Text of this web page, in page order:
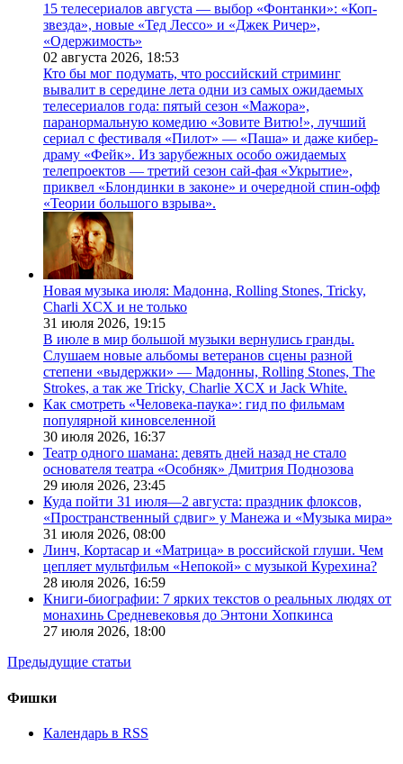
15 телесериалов августа — выбор «Фонтанки»: «Коп-
звезда», новые «Тед Лессо» и «Джек Ричер»,
«Одержимость»
02 августа 2026, 18:53
Кто бы мог подумать, что российский стриминг
вывалит в середине лета одни из самых ожидаемых
телесериалов года: пятый сезон «Мажора»,
паранормальную комедию «Зовите Витю!», лучший
сериал с фестиваля «Пилот» — «Паша» и даже кибер-
драму «Фейк». Из зарубежных особо ожидаемых
телепроектов — третий сезон сай-фая «Укрытие»,
приквел «Блондинки в законе» и очередной спин-офф
«Теории большого взрыва».
Новая музыка июля: Мадонна, Rolling Stones, Tricky,
Charli XCX и не только
31 июля 2026, 19:15
В июле в мир большой музыки вернулись гранды.
Слушаем новые альбомы ветеранов сцены разной
степени «выдержки» — Мадонны, Rolling Stones, The
Strokes, а так же Tricky, Charlie XCX и Jack White.
Как смотреть «Человека-паука»: гид по фильмам
популярной киновселенной
30 июля 2026, 16:37
Театр одного шамана: девять дней назад не стало
основателя театра «Особняк» Дмитрия Поднозова
29 июля 2026, 23:45
Куда пойти 31 июля—2 августа: праздник флоксов,
«Пространственный сдвиг» у Манежа и «Музыка мира»
31 июля 2026, 08:00
Линч, Кортасар и «Матрица» в российской глуши. Чем
цепляет мультфильм «Непокой» с музыкой Курехина?
28 июля 2026, 16:59
Книги-биографии: 7 ярких текстов о реальных людях от
монахинь Средневековья до Энтони Хопкинса
27 июля 2026, 18:00
Предыдущие статьи
Фишки
Календарь в RSS